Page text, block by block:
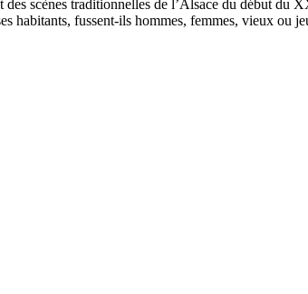
scènes traditionnelles de l’Alsace du début
fussent-ils hommes, femmes, vieux ou